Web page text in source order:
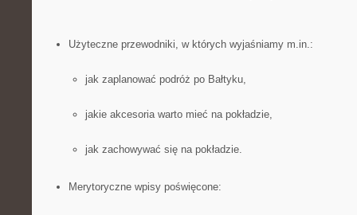
Użyteczne przewodniki, w których wyjaśniamy m.in.:
jak zaplanować podróż po Bałtyku,
jakie akcesoria warto mieć na pokładzie,
jak zachowywać się na pokładzie.
Merytoryczne wpisy poświęcone: